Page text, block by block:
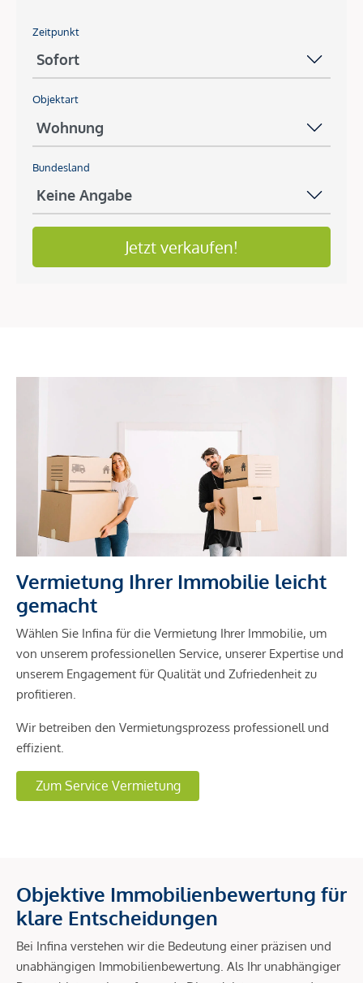
Zeitpunkt
Objektart
Bundesland
Jetzt verkaufen!
Vermietung Ihrer Immobilie leicht
gemacht
Wählen Sie Infina für die Vermietung Ihrer Immobilie, um
von unserem professionellen Service, unserer Expertise und
unserem Engagement für Qualität und Zufriedenheit zu
profitieren.
Wir betreiben den Vermietungsprozess professionell und
effizient.
Zum Service Vermietung
Objektive Immobilienbewertung für
klare Entscheidungen
Bei Infina verstehen wir die Bedeutung einer präzisen und
unabhängigen Immobilienbewertung. Als Ihr unabhängiger